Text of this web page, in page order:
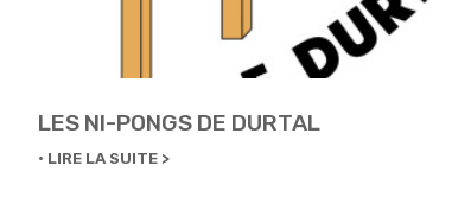
LES NI-PONGS DE DURTAL
LIRE LA SUITE